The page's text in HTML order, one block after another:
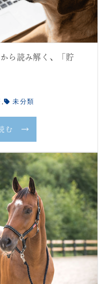
ら読み解く、「貯
, 未分類
む